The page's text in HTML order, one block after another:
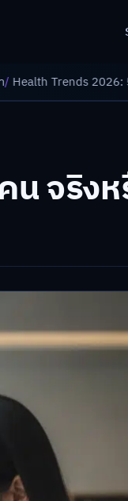
5 เรื่องเกี่ยวกับการ
น จริง